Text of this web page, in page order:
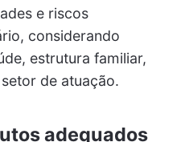
e riscos
considerando
estrutura familiar,
de atuação.
adequados